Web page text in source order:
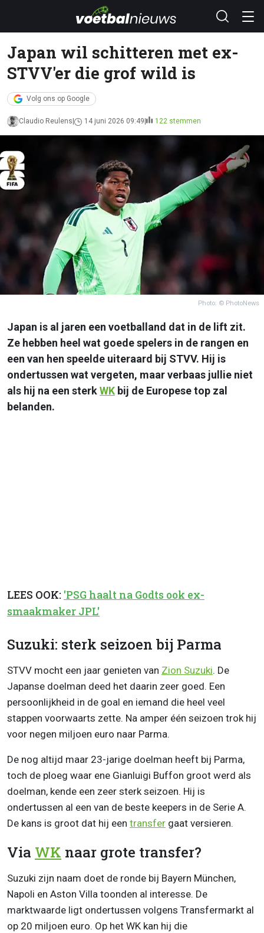
Japan wil schitteren met ex-
STVV'er die grof wild is
Volg ons op Google
Claudio Reulens 14 juni 2026 09:49 122 stemmen
Photo: © PhotoNews
Japan is al jaren een voetballand dat in de lift zit.
Ze hebben heel wat goede spelers in de rangen en
een van hen speelde uiteraard bij STVV. Hij is
ondertussen wat vergeten, maar verbaas jullie niet
als hij na een sterkWK bij de Europese top zal
belanden.
LEES OOK: 'PSG haalt na Godts ook ex-
smaakmaker JPL'
Suzuki: sterk seizoen bij Parma
STVV mocht een jaar genieten van Zion Suzuki. De
Japanse doelman deed het daarin zeer goed. Een
persoonlijkheid in de goal en iemand die heel veel
stappen voorwaarts zette. Na amper één seizoen trok hij
voor negen miljoen euro naar Parma.
De nog altijd maar 23-jarige doelman heeft bij Parma,
toch de ploeg waar ene Gianluigi Buffon groot werd als
doelman, kende een zeer sterk seizoen. Hij is
ondertussen al een van de beste keepers in de Serie A.
De kans is groot dat hij een transfer gaat versieren.
Via WK naar grote transfer?
Suzuki zijn naam doet de ronde bij Bayern München,
Napoli en Aston Villa toonden al interesse. De
marktwaarde ligt ondertussen volgens Transfermarkt al
op 20 miljoen euro. Op het WK kan hij die